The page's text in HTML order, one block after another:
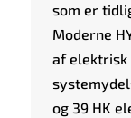
som er
Moderne
af elektrisk
og 39 HK